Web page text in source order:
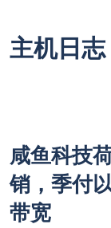
主机日志
咸鱼科技
销，季付
带宽